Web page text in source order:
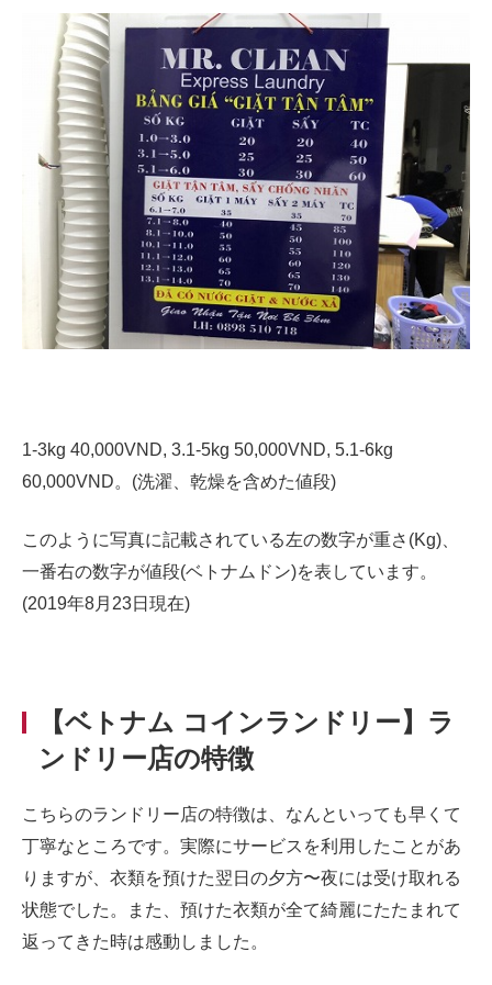
1-3kg 40,000VND, 3.1-5kg 50,000VND, 5.1-6kg
60,000VND。(洗濯、乾燥を含めた値段)
このように写真に記載されている左の数字が重さ(Kg)、
一番右の数字が値段(ベトナムドン)を表しています。
(2019年8月23日現在)
【ベトナム コインランドリー】ラ
ンドリー店の特徴
こちらのランドリー店の特徴は、なんといっても早くて
丁寧なところです。実際にサービスを利用したことがあ
りますが、衣類を預けた翌日の夕方〜夜には受け取れる
状態でした。また、預けた衣類が全て綺麗にたたまれて
返ってきた時は感動しました。